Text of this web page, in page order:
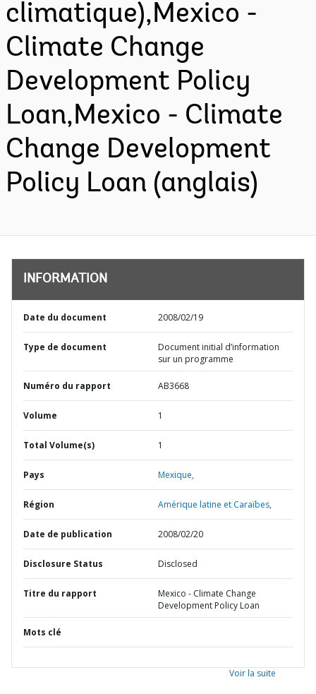
climatique),Mexico -
Climate Change
Development Policy
Loan,Mexico - Climate
Change Development
Policy Loan (anglais)
INFORMATION
Date du document 2008/02/19
Type de document
Document initial d’information
sur un programme
Numéro du rapport AB3668
Volume 1
Total Volume(s) 1
Pays Mexique,
Région Amérique latine et Caraïbes,
Date de publication 2008/02/20
Disclosure Status Disclosed
Titre du rapport
Mexico - Climate Change
Development Policy Loan
Mots clé
Voir la suite